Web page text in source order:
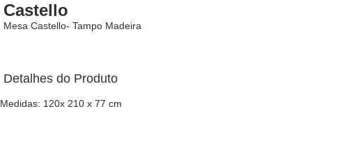
Castello
Mesa Castello- Tampo Madeira
Detalhes do Produto
Medidas: 120x 210 x 77 cm